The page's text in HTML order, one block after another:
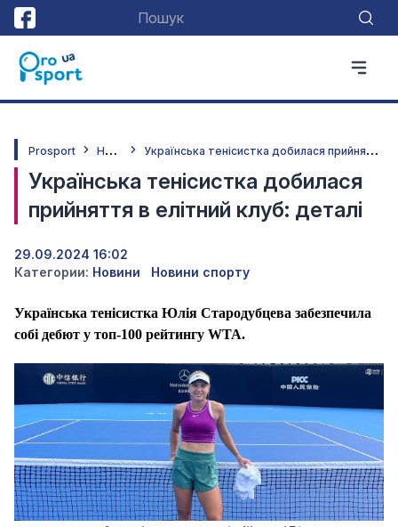
Prosport Н
овини У
країнська тенісистка добилася прийняття в елітний клуб: деталі
Українська тенісистка добилася
прийняття в елітний клуб: деталі
29.09.2024 16:02
Категории: Новини Новини спорту
Українська тенісистка Юлія Стародубцева забезпечила
собі дебют у топ-100 рейтингу WTA.